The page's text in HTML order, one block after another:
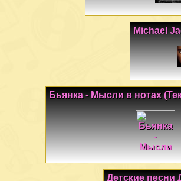
Michael
Бьянка - Мысли в нотах
Детские песни